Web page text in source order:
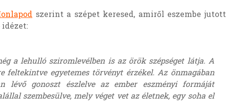
szerint a szépet keresed, amiről eszembe jutott
idézet:
a lehulló sziromlevélben is az örök szépséget látja. A
feltekintve egyetemes törvényt érzékel. Az önmagában
lévő gonoszt észlelve az ember eszményi formáját
szembesülve, mely véget vet az életnek, egy soha el